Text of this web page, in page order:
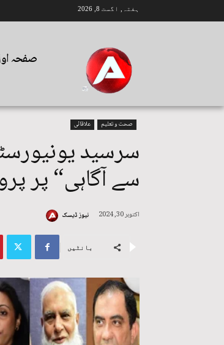
ہفتہ, اگست 8, 2026
صفحہ
صحت و تعلیم علاقائی
سرسید
سے آگاہی“ پر
اکتوبر 30, 2024 نیوز ڈیسک
بانٹیں